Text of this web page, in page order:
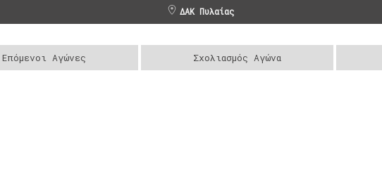
ΔΑΚ Πυλαίας
Επόμενοι Αγώνες Σχολιασμός Αγώνα